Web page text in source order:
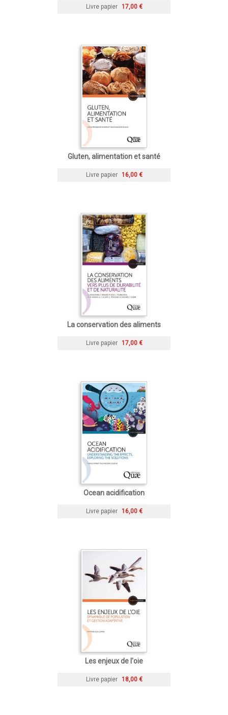
Livre papier 17,00 €
Gluten, alimentation et santé
Livre papier 16,00 €
La conservation des aliments
Livre papier 17,00 €
Ocean acidification
Livre papier 16,00 €
Les enjeux de l'oie
Livre papier 18,00 €